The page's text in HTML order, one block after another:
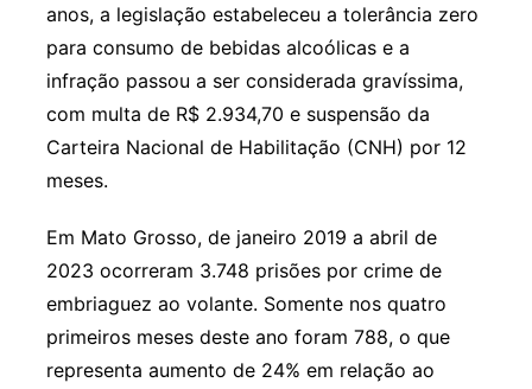
anos, a legislação estabeleceu a tolerância zero
para consumo de bebidas alcoólicas e a
infração passou a ser considerada gravíssima,
com multa de R$ 2.934,70 e suspensão da
Carteira Nacional de Habilitação (CNH) por 12
meses.
Em Mato Grosso, de janeiro 2019 a abril de
2023 ocorreram 3.748 prisões por crime de
embriaguez ao volante. Somente nos quatro
primeiros meses deste ano foram 788, o que
representa aumento de 24% em relação ao